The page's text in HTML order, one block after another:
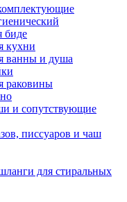
биде
кухни
ванны и душа
раковины
и сопутствующие
писсуаров и чаш
для стиральных